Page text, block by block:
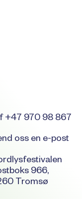
+47 970 98 867
oss en e-post
966,
Tromsø